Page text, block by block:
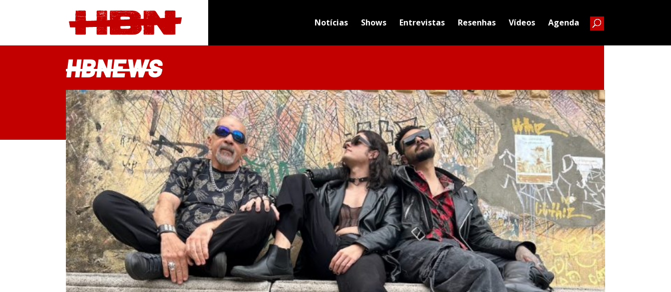
Notícias Shows Entrevistas Resenhas Vídeos Agenda
HBNEWS